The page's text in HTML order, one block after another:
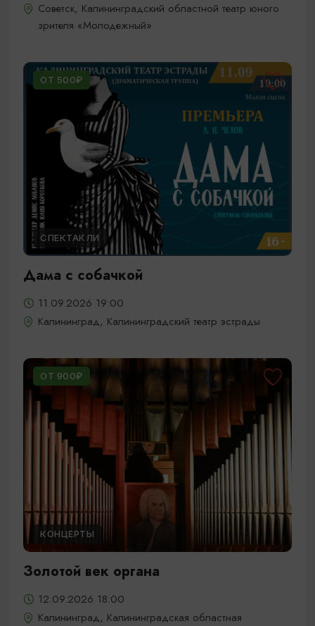
Советск, Калининградский областной театр юного
зрителя «Молодежный»
ОТ 500₽
СПЕКТАКЛИ
Дама с собачкой
11.09.2026 19:00
Калининград, Калининградский театр эстрады
ОТ 900₽
КОНЦЕРТЫ
Золотой век органа
12.09.2026 18:00
Калининград, Калининградская областная